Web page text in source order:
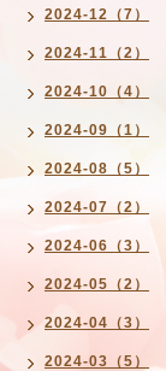
2024-12（7）
2024-11（2）
2024-10（4）
2024-09（1）
2024-08（5）
2024-07（2）
2024-06（3）
2024-05（2）
2024-04（3）
2024-03（5）